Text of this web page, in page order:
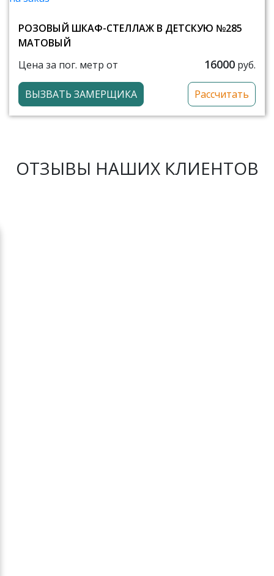
РОЗОВЫЙ ШКАФ-СТЕЛЛАЖ В ДЕТСКУЮ №285
МАТОВЫЙ
Цена за пог. метр от
16000 руб.
ВЫЗВАТЬ ЗАМЕРЩИКА Рассчитать
ОТЗЫВЫ НАШИХ КЛИЕНТОВ